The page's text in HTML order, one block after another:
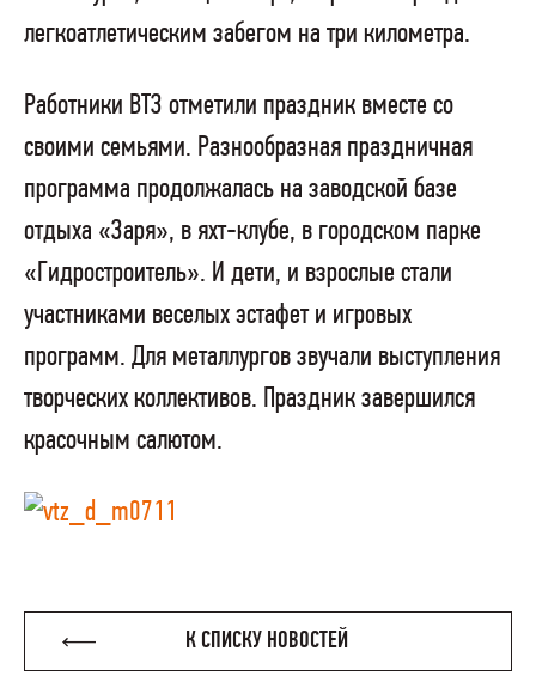
легкоатлетическим забегом на три километра.
Работники ВТЗ отметили праздник вместе со
своими семьями. Разнообразная праздничная
программа продолжалась на заводской базе
отдыха «Заря», в яхт-клубе, в городском парке
«Гидростроитель». И дети, и взрослые стали
участниками веселых эстафет и игровых
программ. Для металлургов звучали выступления
творческих коллективов. Праздник завершился
красочным салютом.
К СПИСКУ НОВОСТЕЙ